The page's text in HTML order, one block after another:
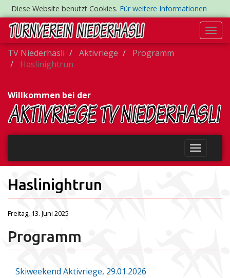
Diese Website benutzt Cookies. Für weitere Informationen
TV Niederhasli
Aktivriege
Programm
Haslinightrun
Willkommen bei der
Haslinightrun
Freitag, 13. Juni 2025
Programm
Skiweekend Aktivriege, 29.01.2026